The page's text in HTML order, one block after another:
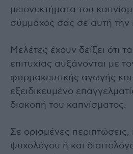
μειονεκτήματα του
σύμμαχος σας σε αυτή την
Μελέτες έχουν δείξει ότι
επιτυχίας αυξάνονται με
φαρμακευτικής αγωγής
εξειδικευμένο
διακοπή του καπνίσματος.
Σε ορισμένες
ψυχολόγου ή και